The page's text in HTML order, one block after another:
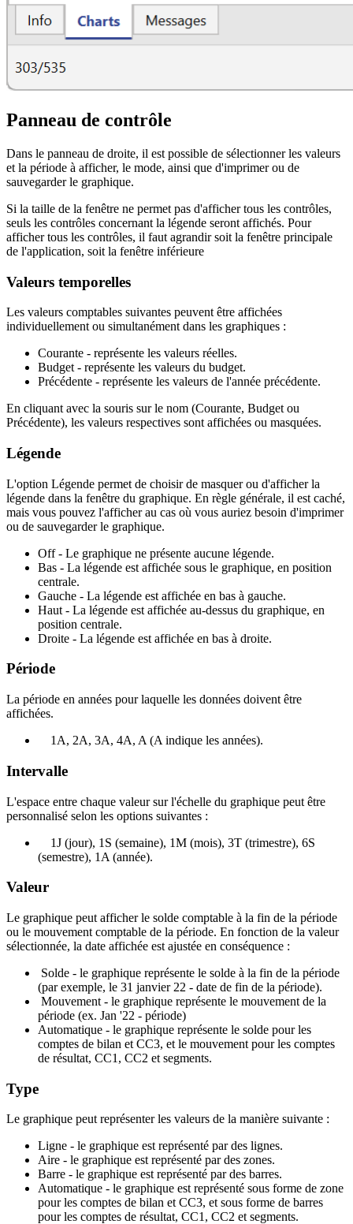
Panneau de contrôle
Dans le panneau de droite, il est possible de sélectionner les valeurs
et la période à afficher, le mode, ainsi que d'imprimer ou de
sauvegarder le graphique.
Si la taille de la fenêtre ne permet pas d'afficher tous les contrôles,
seuls les contrôles concernant la légende seront affichés. Pour
afficher tous les contrôles, il faut agrandir soit la fenêtre principale
de l'application, soit la fenêtre inférieure
Valeurs temporelles
Les valeurs comptables suivantes peuvent être affichées
individuellement ou simultanément dans les graphiques :
Courante - représente les valeurs réelles.
Budget - représente les valeurs du budget.
Précédente - représente les valeurs de l'année précédente.
En cliquant avec la souris sur le nom (Courante, Budget ou
Précédente), les valeurs respectives sont affichées ou masquées.
Légende
L'option Légende permet de choisir de masquer ou d'afficher la
légende dans la fenêtre du graphique. En règle générale, il est caché,
mais vous pouvez l'afficher au cas où vous auriez besoin d'imprimer
ou de sauvegarder le graphique.
Off - Le graphique ne présente aucune légende.
Bas - La légende est affichée sous le graphique, en position
centrale.
Gauche - La légende est affichée en bas à gauche.
Haut - La légende est affichée au-dessus du graphique, en
position centrale.
Droite - La légende est affichée en bas à droite.
Période
La période en années pour laquelle les données doivent être
affichées.
1A, 2A, 3A, 4A, A (A indique les années).
Intervalle
L'espace entre chaque valeur sur l'échelle du graphique peut être
personnalisé selon les options suivantes :
1J (jour), 1S (semaine), 1M (mois), 3T (trimestre), 6S
(semestre), 1A (année).
Valeur
Le graphique peut afficher le solde comptable à la fin de la période
ou le mouvement comptable de la période. En fonction de la valeur
sélectionnée, la date affichée est ajustée en conséquence :
Solde - le graphique représente le solde à la fin de la période
(par exemple, le 31 janvier 22 - date de fin de la période).
Mouvement - le graphique représente le mouvement de la
période (ex. Jan '22 - période)
Automatique - le graphique représente le solde pour les
comptes de bilan et CC3, et le mouvement pour les comptes
de résultat, CC1, CC2 et segments.
Type
Le graphique peut représenter les valeurs de la manière suivante :
Ligne - le graphique est représenté par des lignes.
Aire - le graphique est représenté par des zones.
Barre - le graphique est représenté par des barres.
Automatique - le graphique est représenté sous forme de zone
pour les comptes de bilan et CC3, et sous forme de barres
pour les comptes de résultat, CC1, CC2 et segments.